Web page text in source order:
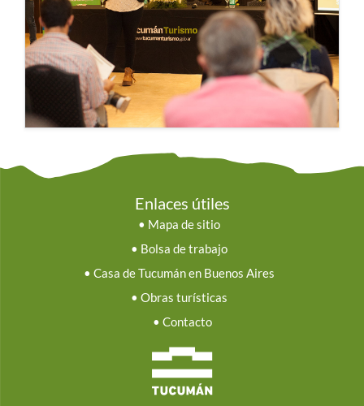
Enlaces útiles
• Mapa de sitio
• Bolsa de trabajo
• Casa de Tucumán en Buenos Aires
• Obras turísticas
• Contacto